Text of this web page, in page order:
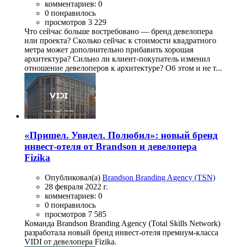
комментариев: 0
0 понравилось
просмотров 3 229
Что сейчас больше востребовано — бренд девелопера
или проекта? Сколько сейчас к стоимости квадратного
метра может дополнительно прибавить хорошая
архитектура? Сильно ли клиент-покупатель изменил
отношение девелоперов к архитектуре? Об этом и не т...
«Пришел. Увидел. Полюбил»: новый бренд
инвест-отеля от Brandson и девелопера
Fizika
Опубликовал(а) Brandson Branding Agency (TSN)
28 февраля 2022 г.
комментариев: 0
0 понравилось
просмотров 7 585
Команда Brandson Branding Agency (Total Skills Network)
разработала новый бренд инвест-отеля премиум-класса
VIDI от девелопера Fizika.